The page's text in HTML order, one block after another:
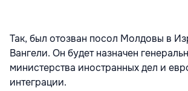
Так, был отозван посол Молдовы в
Вангели. Он будет назначен
министерства иностранных дел и
интеграции.